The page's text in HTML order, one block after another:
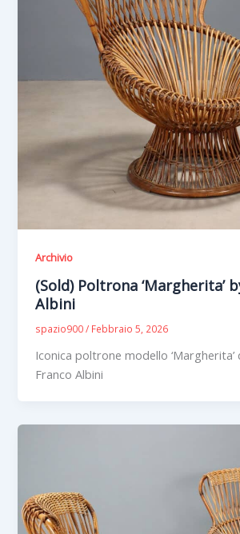
Archivio
(Sold) Poltrona ‘Margherita’
Albini
spazio900/ Febbraio 5, 2026
Iconica poltrone modello
Franco Albini